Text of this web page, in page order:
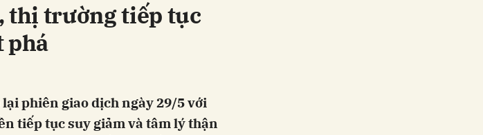
thị trường tiếp tục
phá
phiên giao dịch ngày 29/5 với
tiếp tục suy giảm và tâm lý thận